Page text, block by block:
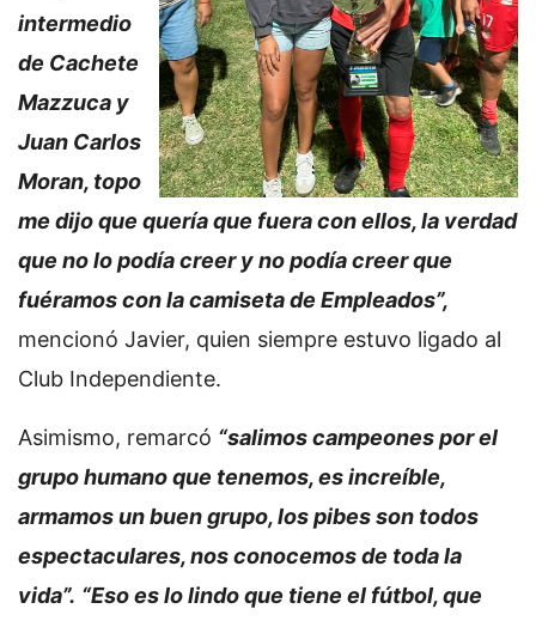
intermedio
de Cachete
Mazzuca y
Juan Carlos
Moran, topo
me dijo que quería que fuera con ellos, la verdad
que no lo podía creer y no podía creer que
fuéramos con la camiseta de Empleados”,
mencionó Javier, quien siempre estuvo ligado al
Club Independiente.
Asimismo, remarcó “salimos campeones por el
grupo humano que tenemos, es increíble,
armamos un buen grupo, los pibes son todos
espectaculares, nos conocemos de toda la
vida”. “Eso es lo lindo que tiene el fútbol, que